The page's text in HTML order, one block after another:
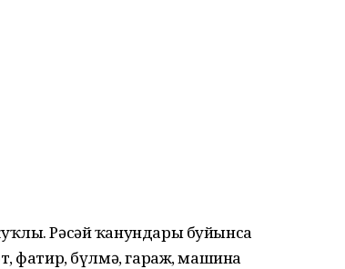
Рәсәй ҡанундары буйынса
фатир, бүлмә, гараж, машина